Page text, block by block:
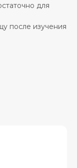
для
после изучения